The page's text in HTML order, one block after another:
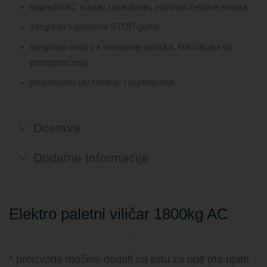
Elektro paletni viličar 1800kg AC
* proizvode možete dodati na listu za upit (na upite